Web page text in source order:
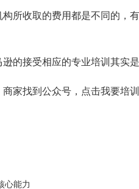
所收取的费用都是不同的
的接受相应的专业培训其实
家找到公众号，点击我要培
心能力